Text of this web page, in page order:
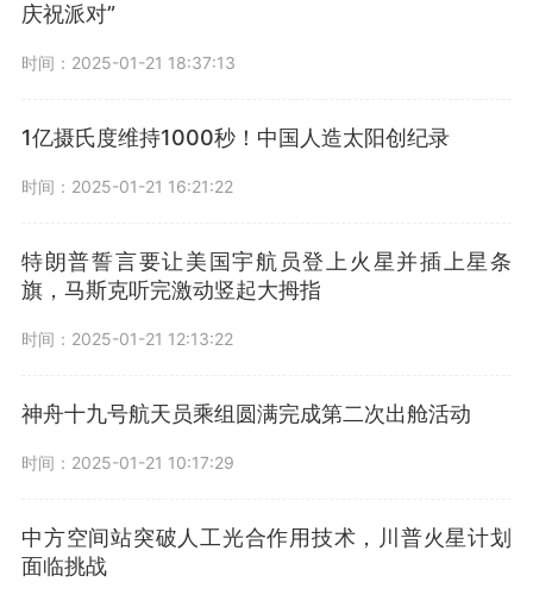
庆祝派对”
时间：2025-01-21 18:37:13
1亿摄氏度维持1000秒！中国人造太阳创纪录
时间：2025-01-21 16:21:22
特朗普誓言要让美国宇航员登上火星并插上星条
旗，马斯克听完激动竖起大拇指
时间：2025-01-21 12:13:22
神舟十九号航天员乘组圆满完成第二次出舱活动
时间：2025-01-21 10:17:29
中方空间站突破人工光合作用技术，川普火星计划
面临挑战